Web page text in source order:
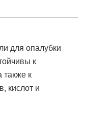
для опалубки
к
также к
кислот и